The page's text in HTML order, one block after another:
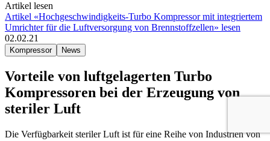
Artikel lesen
Artikel «Hochgeschwindigkeits-Turbo Kompressor mit integriertem
Umrichter für die Luftversorgung von Brennstoffzellen» lesen
02.02.21
Kompressor News
Vorteile von luftgelagerten Turbo
Kompressoren bei der Erzeugung von
steriler Luft
Die Verfügbarkeit steriler Luft ist für eine Reihe von Industrien von